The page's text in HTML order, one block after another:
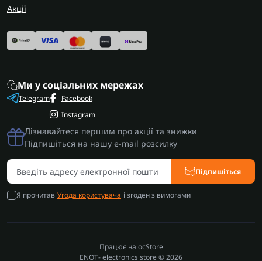
Акції
Ми у соціальних мережах
Telegram
Facebook
Instagram
Дізнавайтеся першим про акції та знижки
Підпишіться на нашу e-mail розсилку
Підпишіться
Я прочитав Угода користувача і згоден з вимогами
Працює на ocStore
ENOT- electronics store © 2026